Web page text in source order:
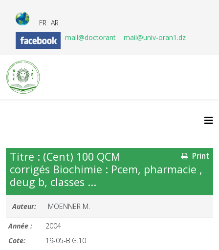
FR AR
mail@doctorant
mail@univ-oran1.dz
Print
Titre : (Cent) 100 QCM
corrigés Biochimie : Pcem, pharmacie ,
deug b, classes ...
Auteur: MOENNER M.
Année :
2004
Cote:
19-05-B.G.10